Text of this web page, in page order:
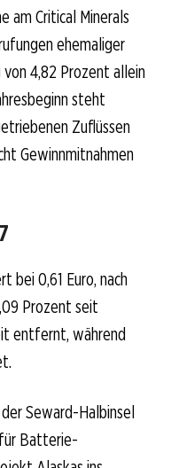
am Critical Minerals
ehemaliger
4,82 Prozent allein
steht
Zuflüssen
Gewinnmitnahmen
bei 0,61 Euro, nach
Prozent seit
entfernt, während
Seward-Halbinsel
Batterie-